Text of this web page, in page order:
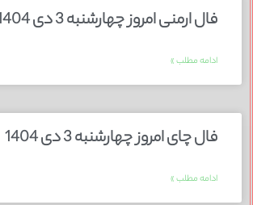
فال ارمنی امروز چهارشنبه 3 دی 1404
ادامه مطلب »
فال چای امروز چهارشنبه 3 دی 1404
ادامه مطلب »